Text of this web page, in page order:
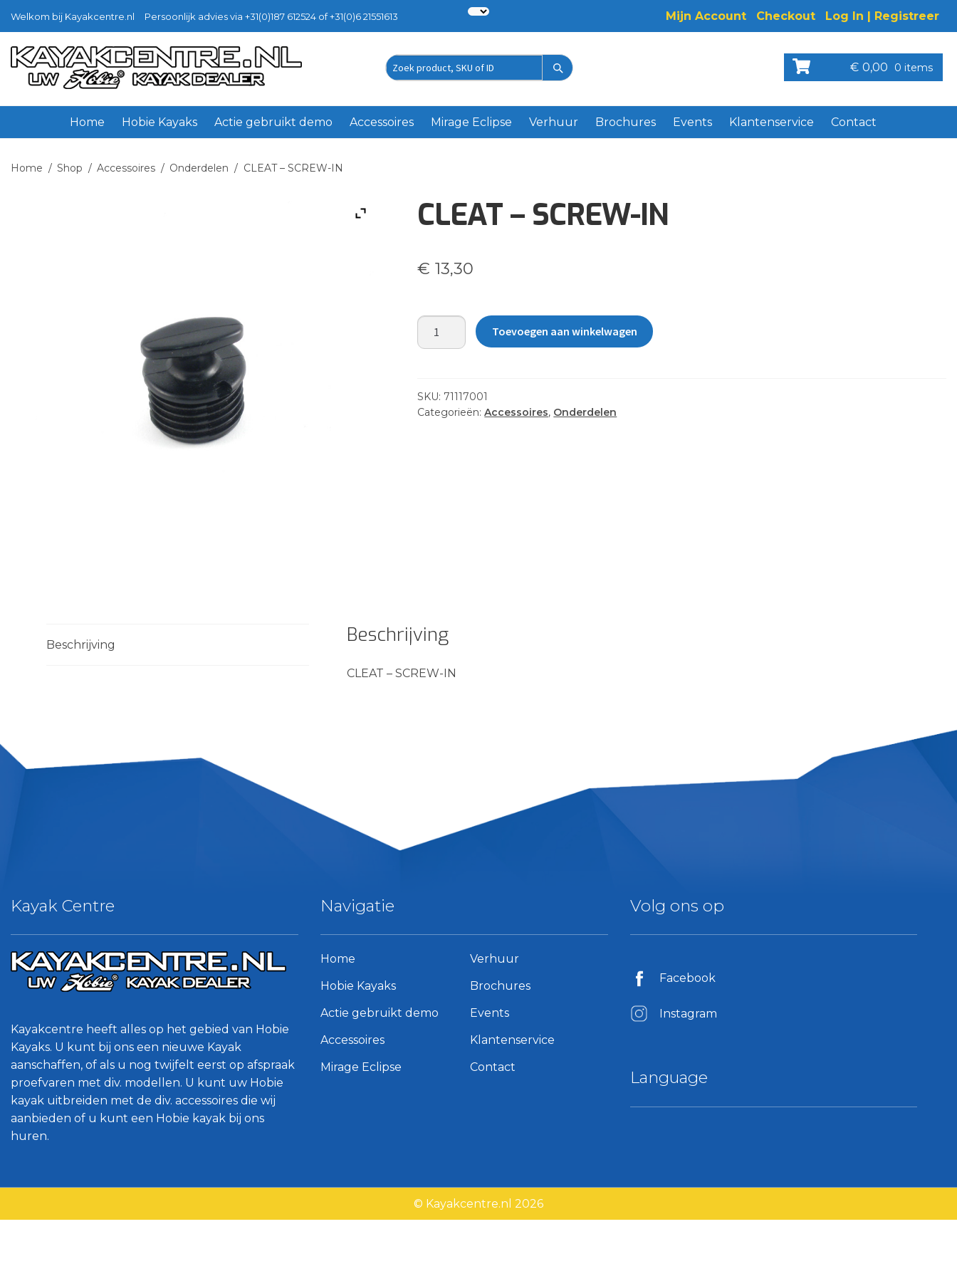
Welkom bij Kayakcentre.nl Persoonlijk advies via +31(0)187 612524 of +31(0)6 21551613 Mijn Account Checkout Log In | Registreer
Ga
door
naar
navigatie
Ga
naar
inhoud
Zoek
€ 0,00 0 items
Home Hobie Kayaks Actie gebruikt demo Accessoires Mirage Eclipse Verhuur Brochures Events Klantenservice Contact
Home / Shop / Accessoires / Onderdelen / CLEAT – SCREW-IN
CLEAT – SCREW-IN
€ 13,30
CLEAT
-
aantal
Toevoegen aan winkelwagen
SKU: 71117001
Categorieën:Accessoires, Onderdelen
Beschrijving Beschrijving
CLEAT – SCREW-IN
Kayak Centre
Kayakcentre heeft alles op het gebied van Hobie
Kayaks. U kunt bij ons een nieuwe Kayak
aanschaffen, of als u nog twijfelt eerst op afspraak
proefvaren met div. modellen. U kunt uw Hobie
kayak uitbreiden met de div. accessoires die wij
aanbieden of u kunt een Hobie kayak bij ons
huren.
Navigatie
Home
Hobie Kayaks
Actie gebruikt demo
Accessoires
Mirage Eclipse
Verhuur
Brochures
Events
Klantenservice
Contact
Volg ons op
Facebook
Instagram
Language
© Kayakcentre.nl 2026